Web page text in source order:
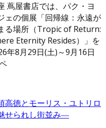
蔦屋書店では、パク・ヨ
ェの個展「回帰線：永遠が
る場所（Tropic of Return:
Eternity Resides）」を
年8月29日(土)～9月16日
高徳とモーリス・ユトリロ
せられし街並み―